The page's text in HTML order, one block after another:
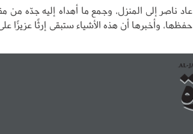
عاد ناصر إلى المنزل، وجمع ما أهداه إليه جدّه من
حفظها، وأخبرها أن هذه الأشياء ستبقى إرثًا عزيزًا على